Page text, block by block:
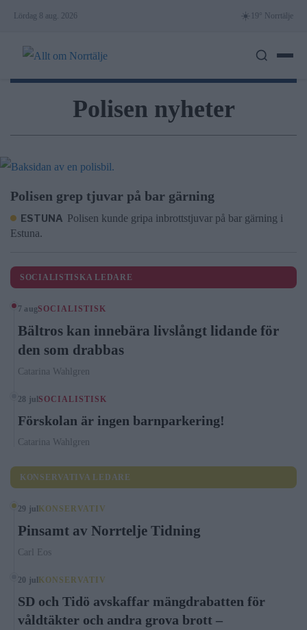
content
Lördag 8 aug. 2026 ☀️ 19° Norrtälje
Polisen nyheter
Polisen grep tjuvar på bar gärning
ESTUNA Polisen kunde gripa inbrottstjuvar på bar gärning i
Estuna.
SOCIALISTISKA LEDARE
7 augSOCIALISTISK
Bältros kan innebära livslångt lidande för
den som drabbas
Catarina Wahlgren
28 jul SOCIALISTISK
Förskolan är ingen barnparkering!
Catarina Wahlgren
KONSERVATIVA LEDARE
29 jul KONSERVATIV
Pinsamt av Norrtelje Tidning
Carl Eos
20 jul KONSERVATIV
SD och Tidö avskaffar mängdrabatten för
våldtäkter och andra grova brott –